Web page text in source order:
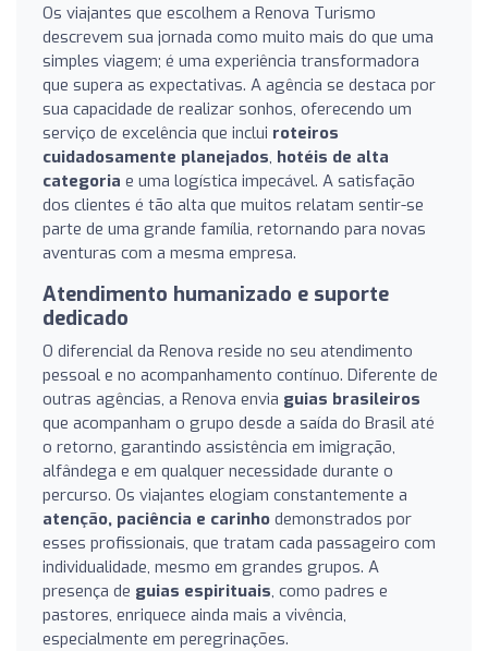
Os viajantes que escolhem a Renova Turismo
descrevem sua jornada como muito mais do que uma
simples viagem; é uma experiência transformadora
que supera as expectativas. A agência se destaca por
sua capacidade de realizar sonhos, oferecendo um
serviço de excelência que inclui roteiros
cuidadosamente planejados, hotéis de alta
categoria e uma logística impecável. A satisfação
dos clientes é tão alta que muitos relatam sentir-se
parte de uma grande família, retornando para novas
aventuras com a mesma empresa.
Atendimento humanizado e suporte
dedicado
O diferencial da Renova reside no seu atendimento
pessoal e no acompanhamento contínuo. Diferente de
outras agências, a Renova envia guias brasileiros
que acompanham o grupo desde a saída do Brasil até
o retorno, garantindo assistência em imigração,
alfândega e em qualquer necessidade durante o
percurso. Os viajantes elogiam constantemente a
atenção, paciência e carinho demonstrados por
esses profissionais, que tratam cada passageiro com
individualidade, mesmo em grandes grupos. A
presença de guias espirituais, como padres e
pastores, enriquece ainda mais a vivência,
especialmente em peregrinações.